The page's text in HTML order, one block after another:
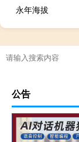
永年海拔
公告